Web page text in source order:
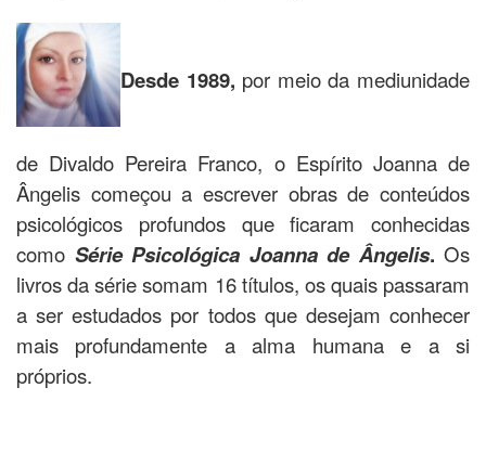
Desde 1989, por meio da mediunidade
de Divaldo Pereira Franco, o Espírito Joanna de
Ângelis começou a escrever obras de conteúdos
psicológicos profundos que ficaram conhecidas
como Série Psicológica Joanna de Ângelis. Os
livros da série somam 16 títulos, os quais passaram
a ser estudados por todos que desejam conhecer
mais profundamente a alma humana e a si
próprios.